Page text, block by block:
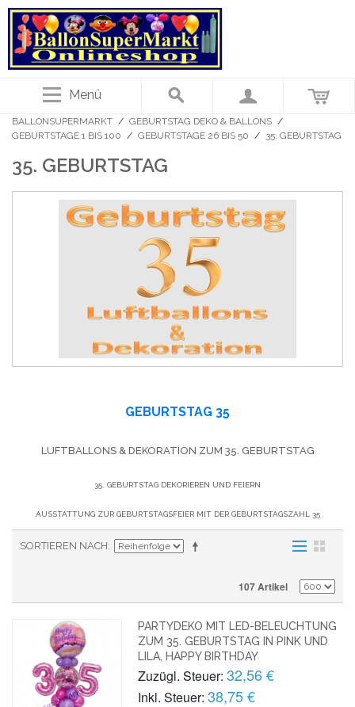
Menü
BALLONSUPERMARKT / GEBURTSTAG DEKO & BALLONS /
GEBURTSTAGE 1 BIS 100 / GEBURTSTAGE 26 BIS 50 / 35. GEBURTSTAG
35. GEBURTSTAG
GEBURTSTAG 35
LUFTBALLONS & DEKORATION ZUM 35. GEBURTSTAG
35. GEBURTSTAG DEKORIEREN UND FEIERN
AUSSTATTUNG ZUR GEBURTSTAGSFEIER MIT DER GEBURTSTAGSZAHL 35
SORTIEREN NACH
107 Artikel
PARTYDEKO MIT LED-BELEUCHTUNG
ZUM 35. GEBURTSTAG IN PINK UND
LILA, HAPPY BIRTHDAY
Zuzügl. Steuer: 32,56 €
Inkl. Steuer: 38,75 €